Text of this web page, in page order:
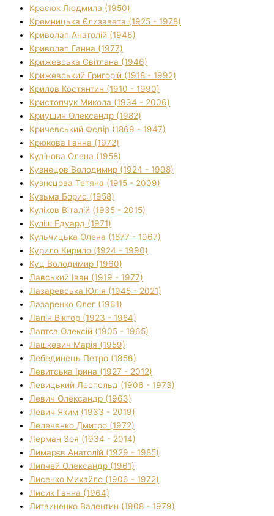
Красюк Людмила (1950)
Кремницька Єлизавета (1925 - 1978)
Криволап Анатолій (1946)
Криволап Ганна (1977)
Крижевська Світлана (1946)
Крижевський Григорій (1918 - 1992)
Крилов Костянтин (1910 - 1990)
Кристопчук Микола (1934 - 2006)
Криушин Олександр (1982)
Кричевський Федір (1869 - 1947)
Крюкова Ганна (1972)
Кудінова Олена (1958)
Кузнецов Володимир (1924 - 1998)
Кузнєцова Тетяна (1915 - 2009)
Кузьма Борис (1958)
Куліков Віталій (1935 - 2015)
Куліш Едуард (1971)
Кульчицька Олена (1877 - 1967)
Курило Кирило (1924 - 1990)
Куц Володимир (1960)
Лавський Іван (1919 - 1977)
Лазаревська Юлія (1945 - 2021)
Лазаренко Олег (1961)
Лапін Віктор (1923 - 1984)
Лаптєв Олексій (1905 - 1965)
Лашкевич Марія (1959)
Лебединець Петро (1956)
Левитська Ірина (1927 - 2012)
Левицький Леопольд (1906 - 1973)
Левич Олександр (1963)
Левич Яким (1933 - 2019)
Лелеченко Дмитро (1972)
Лерман Зоя (1934 - 2014)
Лимарєв Анатолій (1929 - 1985)
Липчей Олександр (1961)
Лисенко Михайло (1906 - 1972)
Лисик Ганна (1964)
Литвиненко Валентин (1908 - 1979)